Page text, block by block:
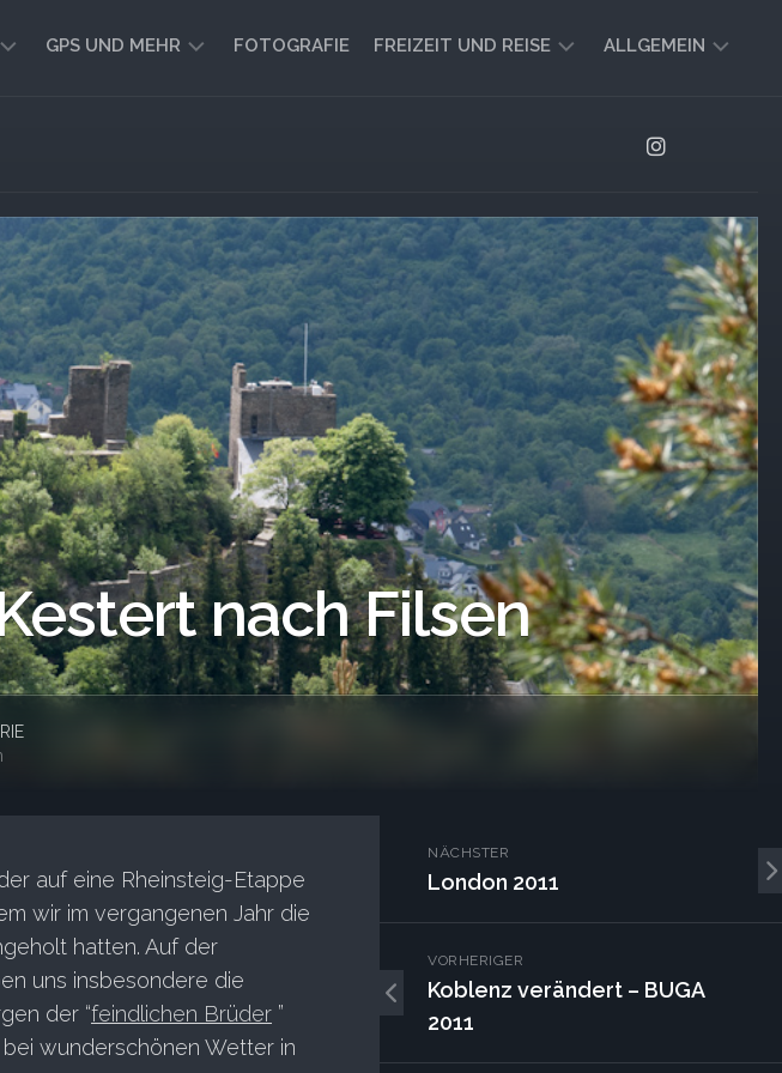
GPS UND MEHR
GEOCACHING
FOTOGRAFIE FREIZEIT UND REISE
REISEBERICHTE
UND
IMPRESSIONEN
FREIZEIT-
TIPPS
ALLGEMEIN
nach Filsen
auf eine Rheinsteig-Etappe
wir im vergangenen Jahr die
hatten. Auf der
uns insbesondere die
der “feindlichen Brüder ”
wunderschönen Wetter in
NÄCHSTER
London 2011
VORHERIGER
Koblenz verändert – BUGA
2011